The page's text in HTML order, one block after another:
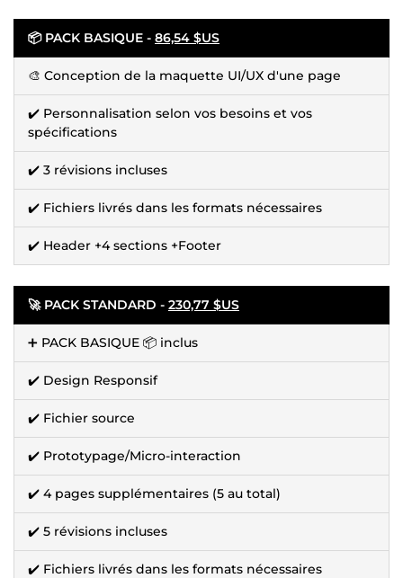
📦 PACK BASIQUE - 86,54 $US
🎨 Conception de la maquette UI/UX d'une page
✔️ Personnalisation selon vos besoins et vos
spécifications
✔️ 3 révisions incluses
✔️ Fichiers livrés dans les formats nécessaires
✔️ Header +4 sections +Footer
🚀 PACK STANDARD - 230,77 $US
➕ PACK BASIQUE 📦 inclus
✔️ Design Responsif
✔️ Fichier source
✔️ Prototypage/Micro-interaction
✔️ 4 pages supplémentaires (5 au total)
✔️ 5 révisions incluses
✔️ Fichiers livrés dans les formats nécessaires